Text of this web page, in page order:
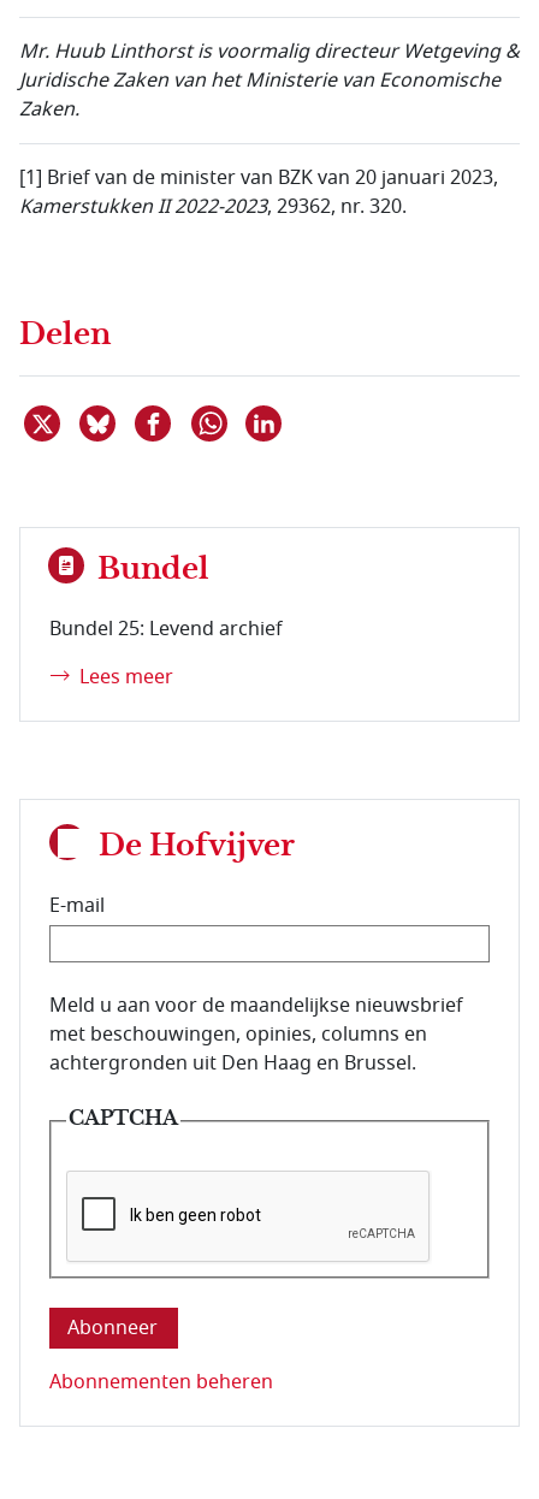
Mr. Huub Linthorst is voormalig directeur Wetgeving &
Juridische Zaken van het Ministerie van Economische
Zaken.
[1] Brief van de minister van BZK van 20 januari 2023,
Kamerstukken II 2022-2023, 29362, nr. 320.
Delen
Deel dit item op X
Deel dit item op Bluesky
Deel dit item op Facebook
Delen via WhatsApp
Bundel
Bundel 25: Levend archief
Lees meer
De Hofvijver
E-mail
E-mailadres van de abonnee.
Meld u aan voor de maandelijkse nieuwsbrief
met beschouwingen, opinies, columns en
achtergronden uit Den Haag en Brussel.
CAPTCHA
Deze vraag is om te controleren dat u een mens
Abonnementen beheren